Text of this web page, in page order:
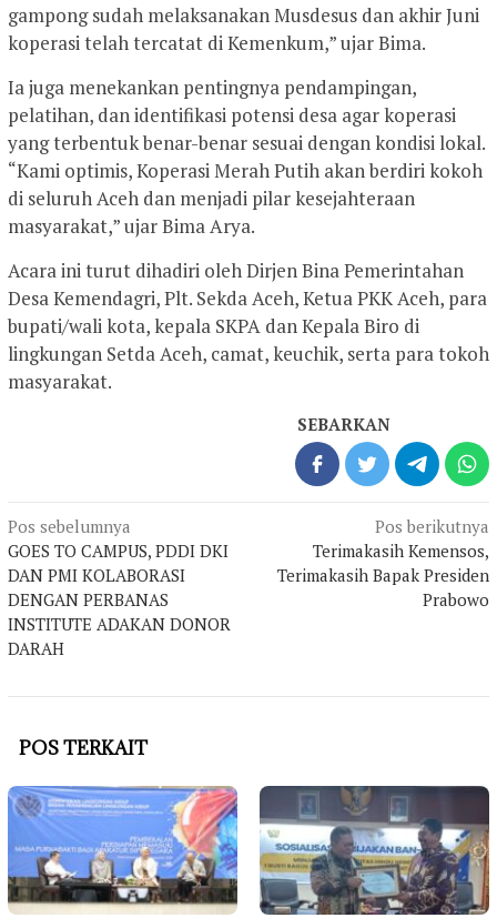
gampong sudah melaksanakan Musdesus dan akhir Juni
koperasi telah tercatat di Kemenkum,” ujar Bima.
Ia juga menekankan pentingnya pendampingan,
pelatihan, dan identifikasi potensi desa agar koperasi
yang terbentuk benar-benar sesuai dengan kondisi lokal.
“Kami optimis, Koperasi Merah Putih akan berdiri kokoh
di seluruh Aceh dan menjadi pilar kesejahteraan
masyarakat,” ujar Bima Arya.
Acara ini turut dihadiri oleh Dirjen Bina Pemerintahan
Desa Kemendagri, Plt. Sekda Aceh, Ketua PKK Aceh, para
bupati/wali kota, kepala SKPA dan Kepala Biro di
lingkungan Setda Aceh, camat, keuchik, serta para tokoh
masyarakat.
SEBARKAN
Navigasi
pos
Pos sebelumnya
GOES TO CAMPUS, PDDI DKI
DAN PMI KOLABORASI
DENGAN PERBANAS
INSTITUTE ADAKAN DONOR
DARAH
Pos berikutnya
Terimakasih Kemensos,
Terimakasih Bapak Presiden
Prabowo
POS TERKAIT